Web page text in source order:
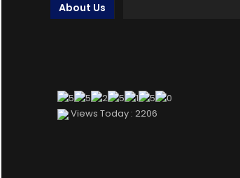
About Us
Views Today : 2206